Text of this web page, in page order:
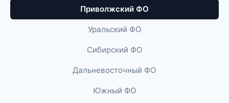
Приволжский ФО
Уральский ФО
Сибирский ФО
Дальневосточный ФО
Южный ФО